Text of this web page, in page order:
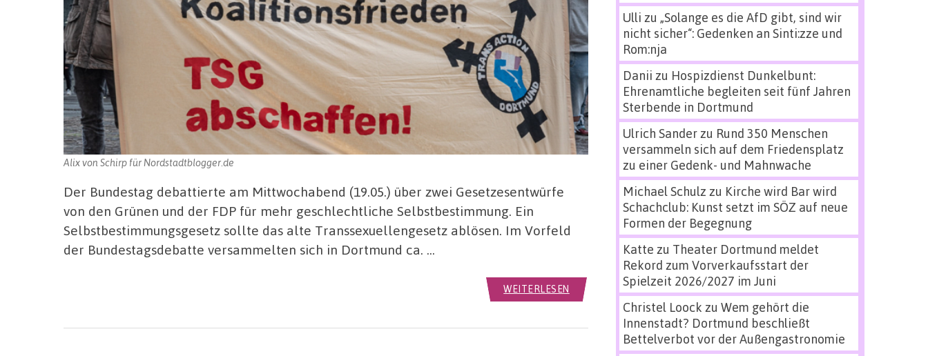
Alix von Schirp für Nordstadtblogger.de
Der Bundestag debattierte am Mittwochabend (19.05.) über zwei Gesetzesentwürfe
von den Grünen und der FDP für mehr geschlechtliche Selbstbestimmung. Ein
Selbstbestimmungsgesetz sollte das alte Transsexuellengesetz ablösen. Im Vorfeld
der Bundestagsdebatte versammelten sich in Dortmund ca. …
WEITERLESEN
Ulli zu „Solange es die AfD gibt, sind wir
nicht sicher“: Gedenken an Sinti:zze und
Rom:nja
Danii zu Hospizdienst Dunkelbunt:
Ehrenamtliche begleiten seit fünf Jahren
Sterbende in Dortmund
Ulrich Sanderzu Rund 350 Menschen
versammeln sich auf dem Friedensplatz
zu einer Gedenk- und Mahnwache
Michael Schulz zu Kirche wird Bar wird
Schachclub: Kunst setzt im SÖZ auf neue
Formen der Begegnung
Katte zu Theater Dortmund meldet
Rekord zum Vorverkaufsstart der
Spielzeit 2026/2027 im Juni
Christel Loock zu Wem gehört die
Innenstadt? Dortmund beschließt
Bettelverbot vor der Außengastronomie